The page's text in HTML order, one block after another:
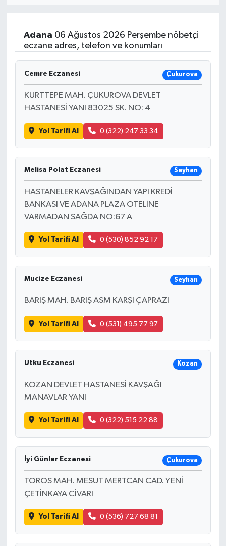
Adana 06 Ağustos 2026 Perşembe nöbetçi
eczane adres, telefon ve konumları
Cemre Eczanesi Çukurova
KURTTEPE MAH. ÇUKUROVA DEVLET
HASTANESİ YANI 83025 SK. NO: 4
Yol Tarifi Al 0 (322) 247 33 34
Melisa Polat Eczanesi Seyhan
HASTANELER KAVŞAĞINDAN YAPI KREDİ
BANKASI VE ADANA PLAZA OTELİNE
VARMADAN SAĞDA NO:67 A
Yol Tarifi Al 0 (530) 852 92 17
Mucize Eczanesi Seyhan
BARIŞ MAH. BARIŞ ASM KARŞI ÇAPRAZI
Yol Tarifi Al 0 (531) 495 77 97
Utku Eczanesi Kozan
KOZAN DEVLET HASTANESİ KAVŞAĞI
MANAVLAR YANI
Yol Tarifi Al 0 (322) 515 22 88
İyi Günler Eczanesi Çukurova
TOROS MAH. MESUT MERTCAN CAD. YENİ
ÇETİNKAYA CİVARI
Yol Tarifi Al 0 (536) 727 68 81
Sağlık
Siyaset
Spor